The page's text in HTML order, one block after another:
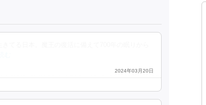
む
2024年03月20日